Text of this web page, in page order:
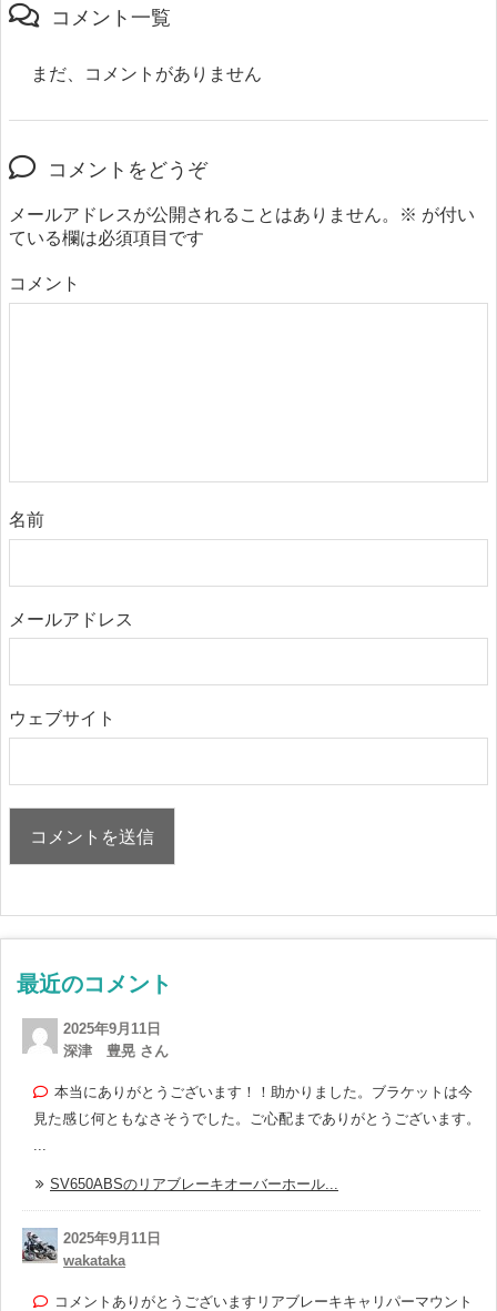
コメント一覧
まだ、コメントがありません
コメントをどうぞ
メールアドレスが公開されることはありません。 ※ が付い
ている欄は必須項目です
コメント
名前
メールアドレス
ウェブサイト
最近のコメント
2025年9月11日
深津 豊晃 さん
本当にありがとうございます！！助かりました。ブラケットは今
見た感じ何ともなさそうでした。ご心配までありがとうございます。
SV650ABSのリアブレーキオーバーホール...
2025年9月11日
wakataka
コメントありがとうございますリアブレーキキャリパーマウント